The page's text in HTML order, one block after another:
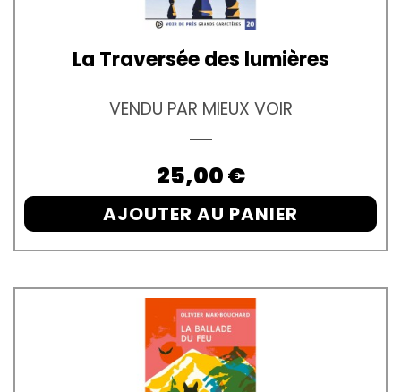
La Traversée des lumières
VENDU PAR MIEUX VOIR
Prix
25,00 €
AJOUTER AU PANIER